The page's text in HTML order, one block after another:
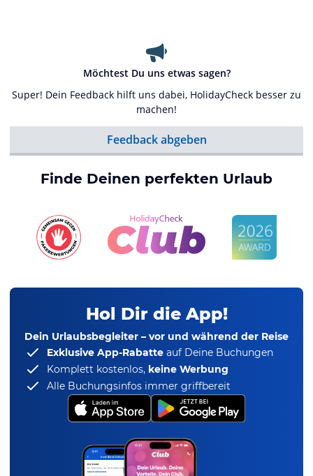
Möchtest Du uns etwas sagen?
Super! Dein Feedback hilft uns dabei, HolidayCheck besser zu
machen!
Feedback abgeben
Finde Deinen perfekten Urlaub
Hol Dir die App!
Dein Urlaubsbegleiter – vor und während der Reise
Exklusive App-Rabatte auf Deine Buchungen
Komplett kostenlos, keine Werbung
Alle Buchungsinfos immer griffbereit